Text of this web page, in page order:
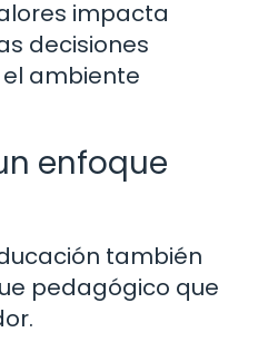
impacta
decisiones
ambiente
enfoque
también
pedagógico que